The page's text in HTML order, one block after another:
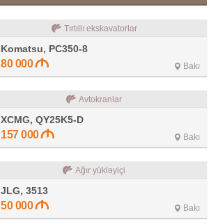
Tırtıllı ekskavatorlar
Komatsu, PC350-8
80 000 Bakı
Avtokranlar
XCMG, QY25K5-D
157 000 Bakı
Ağır yükləyiçi
JLG, 3513
50 000 Bakı